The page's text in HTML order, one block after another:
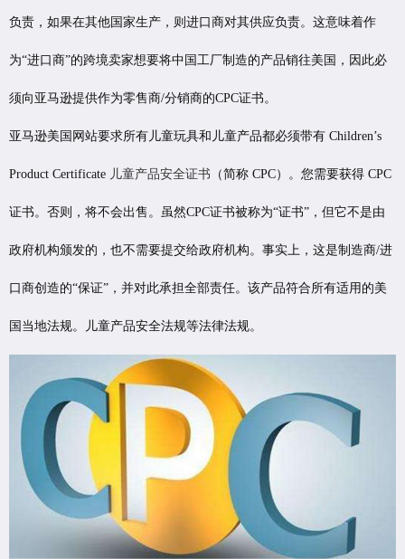
负责，如果在其他国家生产，则进口商对其供应负责。这意味着作
为“进口商”的跨境卖家想要将中国工厂制造的产品销往美国，因此必
须向亚马逊提供作为零售商/分销商的CPC证书。
亚马逊美国网站要求所有儿童玩具和儿童产品都必须带有 Children’s
Product Certificate 儿童产品安全证书 （简称 CPC）。您需要获得 CPC
证书。否则，将不会出售。虽然CPC证书被称为“证书”，但它不是由
政府机构颁发的，也不需要提交给政府机构。事实上，这是制造商/进
口商创造的“保证”，并对此承担全部责任。该产品符合所有适用的美
国当地法规。儿童产品安全法规等法律法规。